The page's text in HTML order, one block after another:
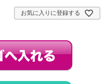
お気に入りに登録する